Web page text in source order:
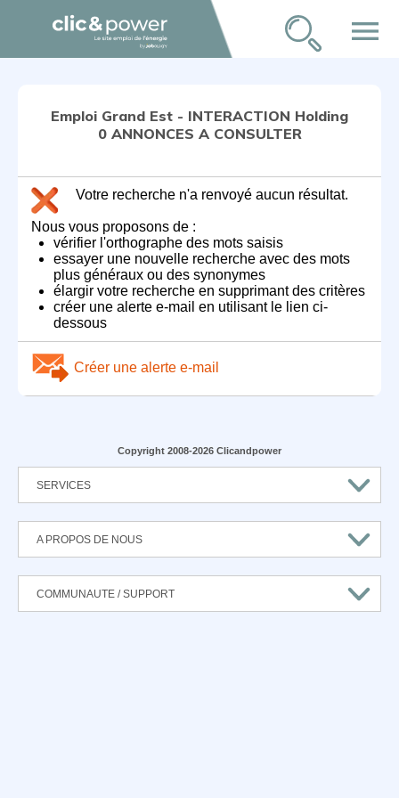
menu
Emploi Grand Est - INTERACTION Holding
0 ANNONCES A CONSULTER
Votre recherche n'a renvoyé aucun résultat.
Nous vous proposons de :
vérifier l'orthographe des mots saisis
essayer une nouvelle recherche avec des mots
plus généraux ou des synonymes
élargir votre recherche en supprimant des critères
créer une alerte e-mail en utilisant le lien ci-
dessous
Créer une alerte e-mail
Copyright 2008-2026 Clicandpower
SERVICES
A PROPOS DE NOUS
COMMUNAUTE / SUPPORT